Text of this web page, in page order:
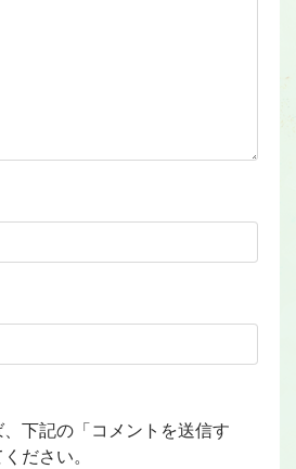
下記の「コメントを送信す
ださい。